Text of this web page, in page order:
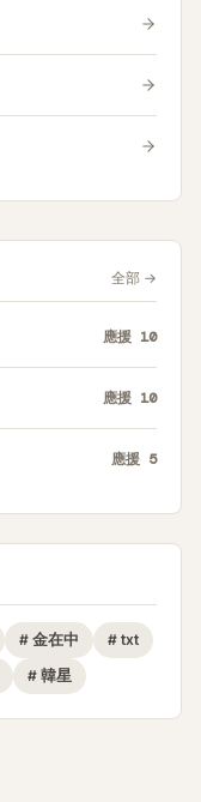
全部 →
應援 10
應援 10
應援 5
# 金在中 # txt
# 韓星